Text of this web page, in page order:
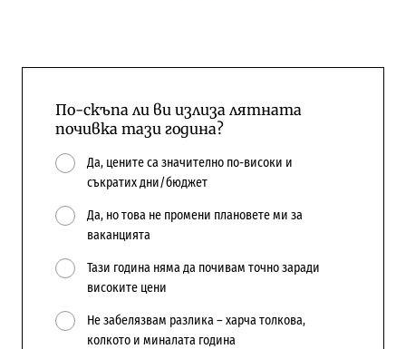
По-скъпа ли ви излиза лятната
почивка тази година?
Да, цените са значително по-високи и
съкратих дни/бюджет
Да, но това не промени плановете ми за
ваканцията
Тази година няма да почивам точно заради
високите цени
Не забелязвам разлика – харча толкова,
колкото и миналата година